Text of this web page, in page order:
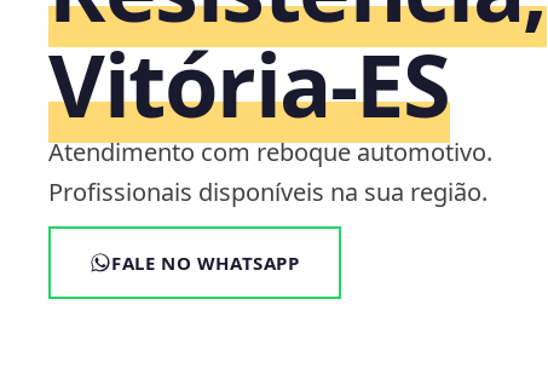
Vitória‑ES
Atendimento com reboque automotivo.
Profissionais disponíveis na sua região.
FALE NO WHATSAPP